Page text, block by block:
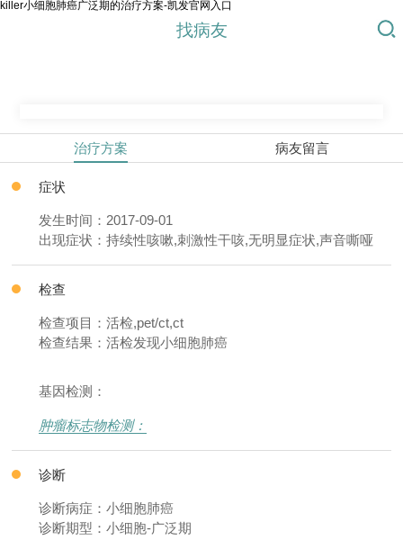
killer小细胞肺癌广泛期的治疗方案-凯发官网入口
找病友
治疗方案 病友留言
症状
发生时间：2017-09-01
出现症状：持续性咳嗽,刺激性干咳,无明显症状,声音嘶哑
检查
检查项目：活检,pet/ct,ct
检查结果：活检发现小细胞肺癌
基因检测：
肿瘤标志物检测：
诊断
诊断病症：小细胞肺癌
诊断期型：小细胞-广泛期